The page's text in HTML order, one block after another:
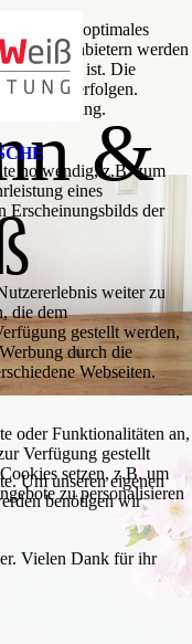
&
Um unseren eigenen
benötigen wir
Vielen Dank für ihr
ein optimales
Drittanbietern werden
aktiviert ist. Die
Drittland erfolgen.
notwendig, z.B. zum
eines
Erscheinungsbilds der
weiter zu
die dem
gestellt werden,
durch die
Webseiten.
oder Funktionalitäten an,
Verfügung gestellt
setzen, z.B. um
zu personalisieren